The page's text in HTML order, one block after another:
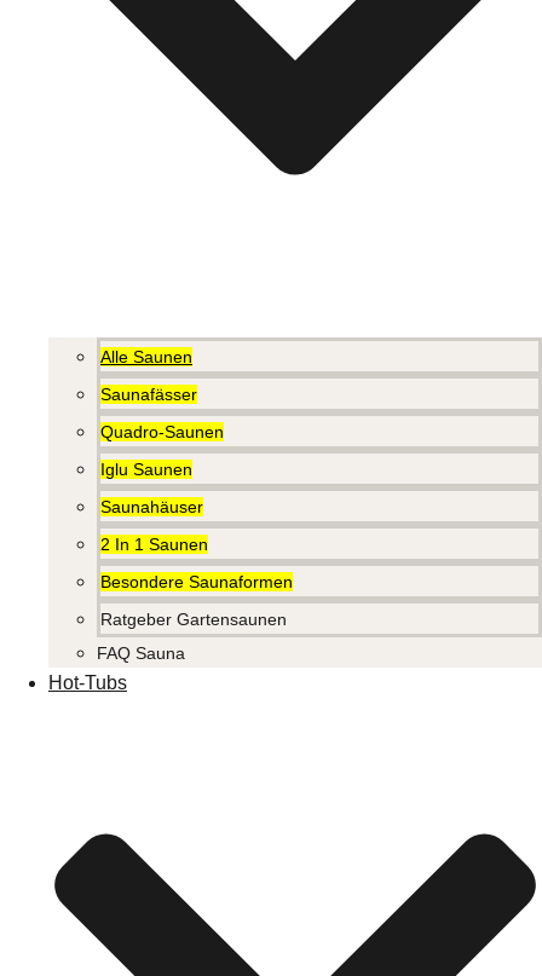
Alle Saunen
Saunafässer
Quadro-Saunen
Iglu Saunen
Saunahäuser
2 In 1 Saunen
Besondere Saunaformen
Ratgeber Gartensaunen
FAQ Sauna
Hot-Tubs